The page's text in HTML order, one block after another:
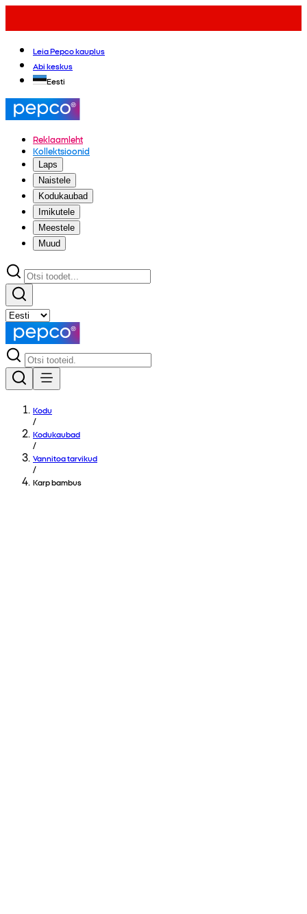
Leia Pepco kauplus
Abi keskus
Eesti
Reklaamleht
Kollektsioonid
Laps
Naistele
Kodukaubad
Imikutele
Meestele
Muud
Kodu
/
Kodukaubad
/
Vannitoa tarvikud
/
Karp bambus